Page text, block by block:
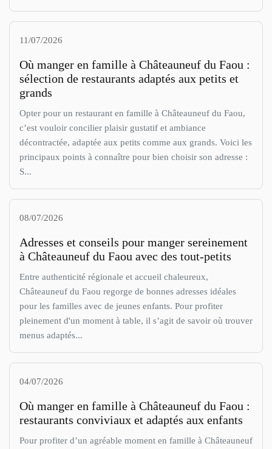
11/07/2026
Où manger en famille à Châteauneuf du Faou :
sélection de restaurants adaptés aux petits et
grands
Opter pour un restaurant en famille à Châteauneuf du Faou,
c’est vouloir concilier plaisir gustatif et ambiance
décontractée, adaptée aux petits comme aux grands. Voici les
principaux points à connaître pour bien choisir son adresse :
S...
08/07/2026
Adresses et conseils pour manger sereinement
à Châteauneuf du Faou avec des tout-petits
Entre authenticité régionale et accueil chaleureux,
Châteauneuf du Faou regorge de bonnes adresses idéales
pour les familles avec de jeunes enfants. Pour profiter
pleinement d'un moment à table, il s’agit de savoir où trouver
menus adaptés...
04/07/2026
Où manger en famille à Châteauneuf du Faou :
restaurants conviviaux et adaptés aux enfants
Pour profiter d’un agréable moment en famille à Châteauneuf